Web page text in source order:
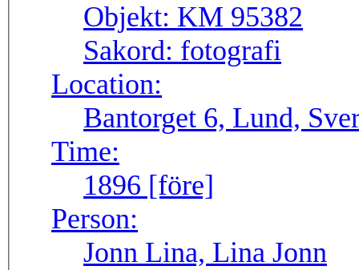
Objekt: KM 95382
Sakord: fotografi
Location:
Bantorget 6, Lund,
Time:
1896 [före]
Person:
Jonn Lina, Lina Jonn